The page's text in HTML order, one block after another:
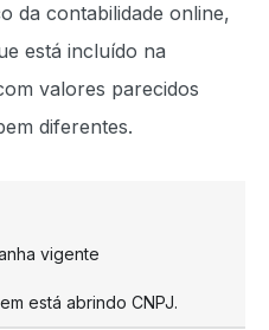
da contabilidade online,
está incluído na
valores parecidos
diferentes.
vigente
está abrindo CNPJ.